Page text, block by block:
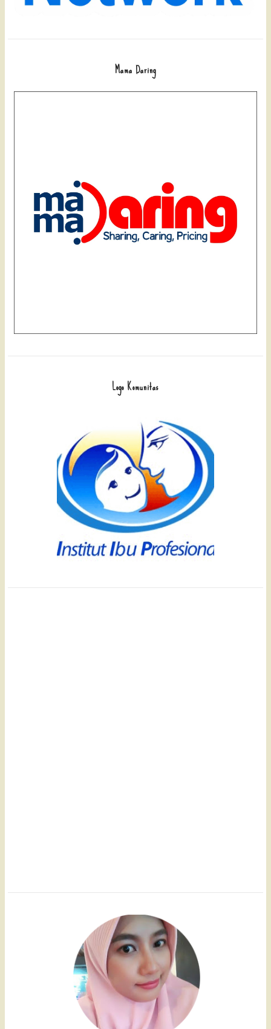
Mama Daring
Logo Komunitas